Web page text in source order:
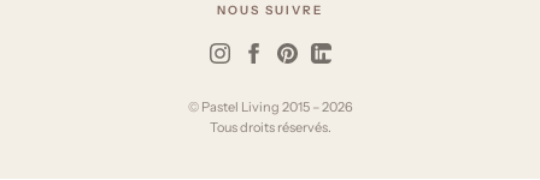
NOUS SUIVRE
© Pastel Living 2015 – 2026
Tous droits réservés.